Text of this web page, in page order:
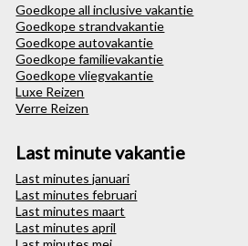
Goedkope all inclusive vakantie
Goedkope strandvakantie
Goedkope autovakantie
Goedkope familievakantie
Goedkope vliegvakantie
Luxe Reizen
Verre Reizen
Last minute vakantie
Last minutes januari
Last minutes februari
Last minutes maart
Last minutes april